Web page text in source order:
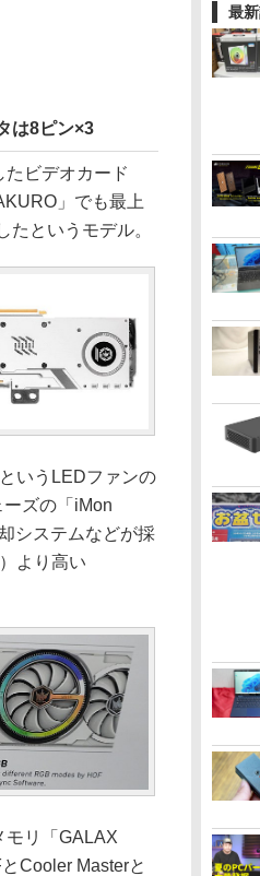
最
は8ピン×3
ビデオカード
」でも最上
というモデル。
いうLEDファンの
ズの「iMon
システムなどが採
より高い
リ「GALAX
Cooler Masterと